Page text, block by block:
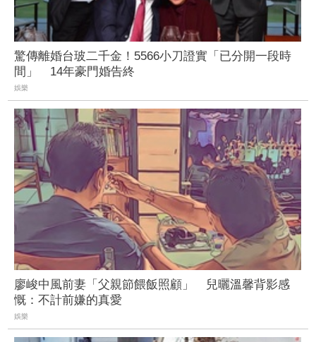
驚傳離婚台玻二千金！5566小刀證實「已分開一段時
間」 14年豪門婚告終
娛樂
廖峻中風前妻「父親節餵飯照顧」 兒曬溫馨背影感
慨：不計前嫌的真愛
娛樂